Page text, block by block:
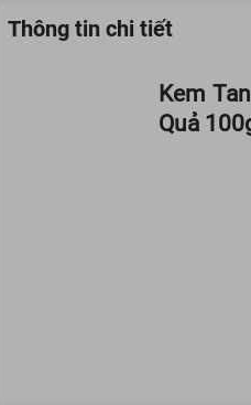
Thông tin chi tiết
Kem
Quả